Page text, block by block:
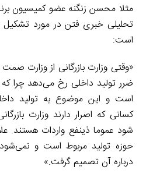
مثلا محسن زنگنه عضو کمیسیون
تحلیلی خبری فتن در مورد تشکیل
است:
«وقتی وزارت بازرگانی از وزارت
ضرر تولید داخلی رخ می‌دهد چرا که
است و این موضوع به تولید
کسانی که اصرار دارند وزارت
شود عموما ذینفع واردات هستند.
حوزه تولید مربوط است و نمی‌شود
درباره آن تصمیم گرفت.»